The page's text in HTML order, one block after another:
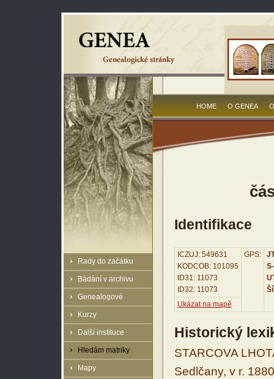
Rady do začátku
Bádání v archivu
Genealogové
Kurzy
Další instituce
Hledám matriky
Mapy
HOME O GENEA
Identifikace
ICZUJ: 549631
KODCOB: 101095
ID31: 11073
ID32: 11073
GPS:
Ukázat na mapě
Historický
STARCOVA
Sedlčany, v r.